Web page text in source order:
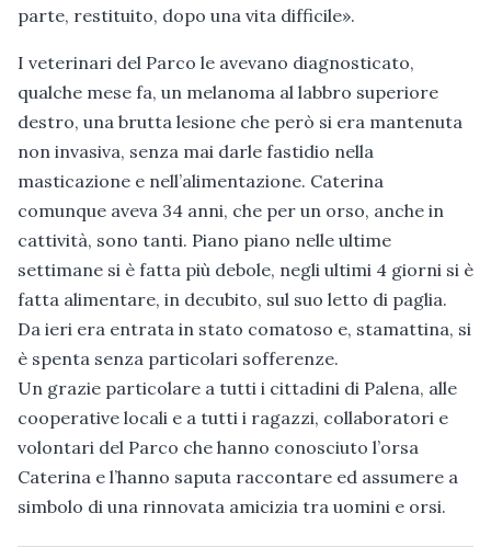
parte, restituito, dopo una vita difficile».
I veterinari del Parco le avevano diagnosticato,
qualche mese fa, un melanoma al labbro superiore
destro, una brutta lesione che però si era mantenuta
non invasiva, senza mai darle fastidio nella
masticazione e nell’alimentazione. Caterina
comunque aveva 34 anni, che per un orso, anche in
cattività, sono tanti. Piano piano nelle ultime
settimane si è fatta più debole, negli ultimi 4 giorni si è
fatta alimentare, in decubito, sul suo letto di paglia.
Da ieri era entrata in stato comatoso e, stamattina, si
è spenta senza particolari sofferenze.
Un grazie particolare a tutti i cittadini di Palena, alle
cooperative locali e a tutti i ragazzi, collaboratori e
volontari del Parco che hanno conosciuto l’orsa
Caterina e l’hanno saputa raccontare ed assumere a
simbolo di una rinnovata amicizia tra uomini e orsi.